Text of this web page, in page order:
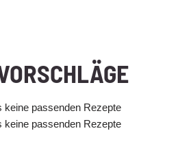
keine passenden Rezepte
keine passenden Rezepte